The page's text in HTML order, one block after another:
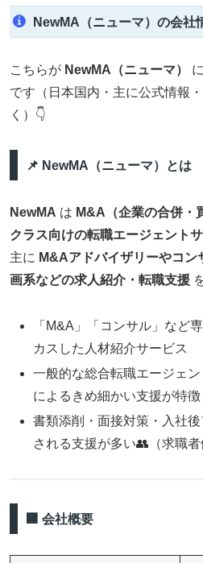
NewMA（ニューマ）の会社
こちらが NewMA（ニューマ）
です（日本国内・主に公式情報
く）👇
📌 NewMA（ニューマ）とは
NewMA は M&A（企業の合併・
クラス向けの転職エージェント
主に M&Aアドバイザリーやコ
画系などの求人紹介・転職支援
「M&A」「コンサル」など
カスした人材紹介サービス
一般的な総合転職エージェ
によるきめ細かい支援が特徴
書類添削・面接対策・入社
される支援が多い👥（求職
🏢 会社概要